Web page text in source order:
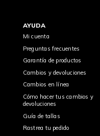
AYUDA
Mi cuenta
Preguntas frecuentes
Garantía de productos
Cambios y devoluciones
Cambios en línea
Cómo hacer tus cambios y
devoluciones
Guía de tallas
Rastrea tu pedido